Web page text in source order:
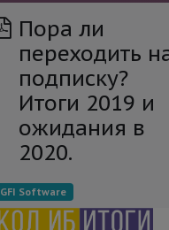
Пора ли
переходить
подписку?
Итоги 2019 и
ожидания в
2020.
GFI Software